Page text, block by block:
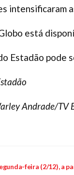
intensificaram
está
Estadão pode
Andrade/TV
feira (2/12), a